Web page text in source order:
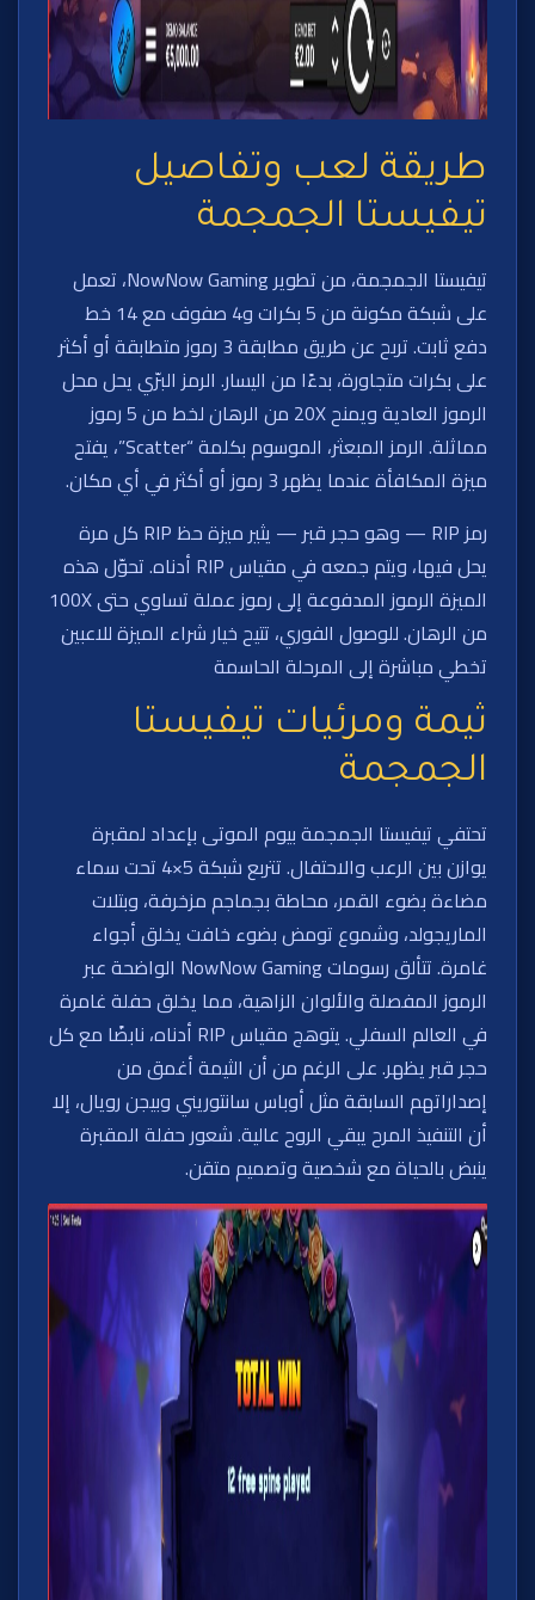
طريقة لعب وتفاصيل
تيفيستا الجمجمة
تيفيستا الجمجمة، من تطوير NowNow Gaming، تعمل
على شبكة مكونة من 5 بكرات و4 صفوف مع 14 خط
دفع ثابت. تربح عن طريق مطابقة 3 رموز متطابقة أو أكثر
على بكرات متجاورة، بدءًا من اليسار. الرمز البرّي يحل محل
الرموز العادية ويمنح 20X من الرهان لخط من 5 رموز
مماثلة. الرمز المبعثر، الموسوم بكلمة “Scatter”، يفتح
ميزة المكافأة عندما يظهر 3 رموز أو أكثر في أي مكان.
رمز RIP — وهو حجر قبر — يثير ميزة حظ RIP كل مرة
يحل فيها، ويتم جمعه في مقياس RIP أدناه. تحوّل هذه
الميزة الرموز المدفوعة إلى رموز عملة تساوي حتى 100X
من الرهان. للوصول الفوري، تتيح خيار شراء الميزة للاعبين
تخطي مباشرة إلى المرحلة الحاسمة
ثيمة ومرئيات تيفيستا
الجمجمة
تحتفي تيفيستا الجمجمة بيوم الموتى بإعداد لمقبرة
يوازن بين الرعب والاحتفال. تتربع شبكة 5×4 تحت سماء
مضاءة بضوء القمر، محاطة بجماجم مزخرفة، وبتلات
الماريجولد، وشموع تومض بضوء خافت يخلق أجواء
غامرة. تتألق رسومات NowNow Gaming الواضحة عبر
الرموز المفصلة والألوان الزاهية، مما يخلق حفلة غامرة
في العالم السفلي. يتوهج مقياس RIP أدناه، نابضًا مع كل
حجر قبر يظهر. على الرغم من أن الثيمة أغمق من
إصداراتهم السابقة مثل أوباس سانتوريني وبيجن رويال، إلا
أن التنفيذ المرح يبقي الروح عالية. شعور حفلة المقبرة
ينبض بالحياة مع شخصية وتصميم متقن.